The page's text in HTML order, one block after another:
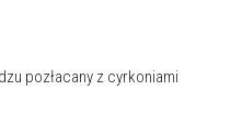
pozłacany z cyrkoniami